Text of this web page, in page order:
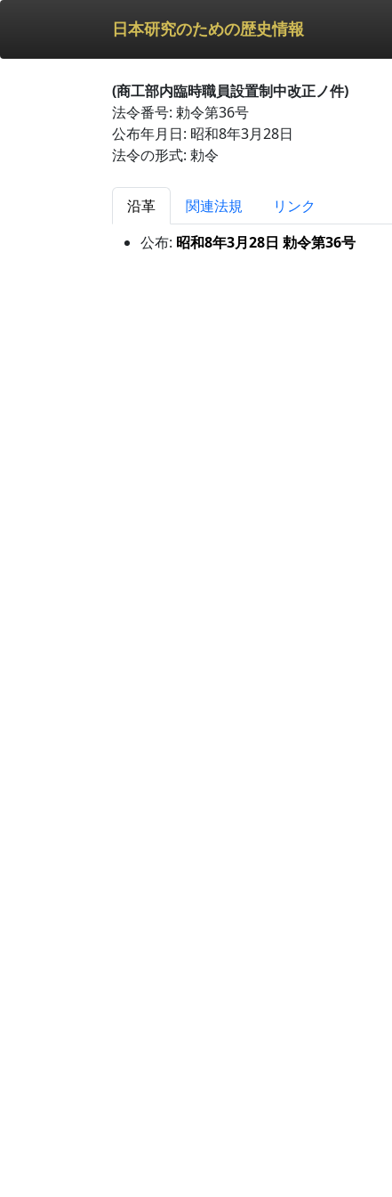
日本研究のための歴史情報
(商工部内臨時職員設置制中改正ノ件)
法令番号: 勅令第36号
公布年月日: 昭和8年3月28日
法令の形式: 勅令
沿革 関連法規
リンク
公布: 昭和8年3月28日 勅令第36号